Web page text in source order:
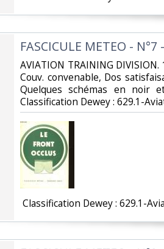
‎FASCICULE METEO - N°7
‎AVIATION TRAINING
Couv. convenable, Dos
Quelques schémas en noir
Classification Dewey : 629.1-
Classification Dewey : 629.1-